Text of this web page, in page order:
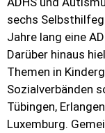
sechs
Jahre lang eine
Darüber hinaus
Themen in
Sozialverbänden
Tübingen,
Luxemburg.